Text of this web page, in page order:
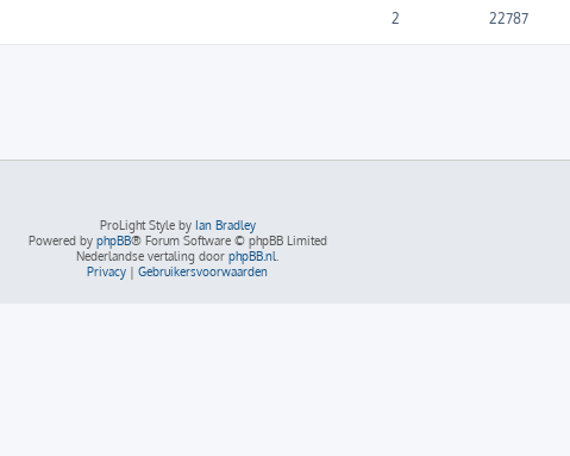
2 22787
ProLight Style by Ian Bradley
Powered by phpBB® Forum Software © phpBB Limited
Nederlandse vertaling door phpBB.nl
Privacy | Gebruikersvoorwaarden